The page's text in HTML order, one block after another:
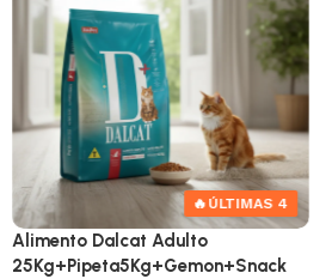
🔥 ÚLTIMAS 4
Alimento Dalcat Adulto
25Kg+Pipeta+Gemon+Snack